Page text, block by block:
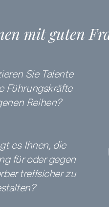
mit guten
Sie Talente
Führungskräfte
Reihen?
es Ihnen, die
für oder gegen
treffsicher zu